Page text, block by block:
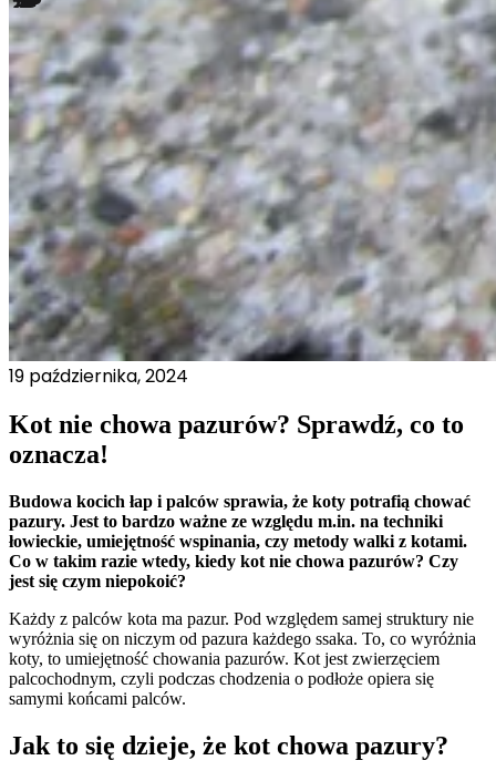
19 października, 2024
Kot nie chowa pazurów? Sprawdź, co to
oznacza!
Budowa kocich łap i palców sprawia, że koty potrafią chować
pazury. Jest to bardzo ważne ze względu m.in. na techniki
łowieckie, umiejętność wspinania, czy metody walki z kotami.
Co w takim razie wtedy, kiedy kot nie chowa pazurów? Czy
jest się czym niepokoić?
Każdy z palców kota ma pazur. Pod względem samej struktury nie
wyróżnia się on niczym od pazura każdego ssaka. To, co wyróżnia
koty, to umiejętność chowania pazurów. Kot jest zwierzęciem
palcochodnym, czyli podczas chodzenia o podłoże opiera się
samymi końcami palców.
Jak to się dzieje, że kot chowa pazury?